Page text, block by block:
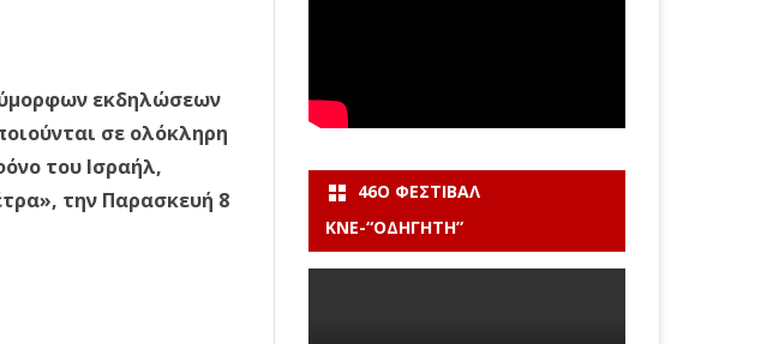
εκδηλώσεων
σε ολόκληρη
του Ισραήλ,
την Παρασκευή 8
46Ο ΦΕΣΤΙΒΆΛ
ΚΝΕ-“ΟΔΗΓΗΤΗ”